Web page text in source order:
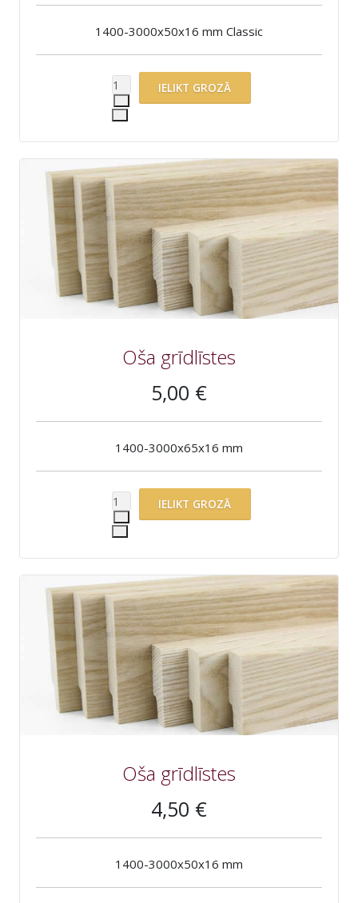
1400-3000x50x16 mm Classic
Oša grīdlīstes
5,00 €
1400-3000x65x16 mm
Oša grīdlīstes
4,50 €
1400-3000x50x16 mm